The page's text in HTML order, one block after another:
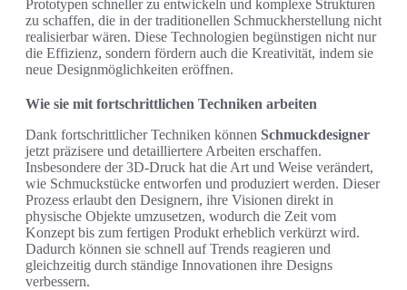
Prototypen schneller zu entwickeln und komplexe Strukturen
zu schaffen, die in der traditionellen Schmuckherstellung nicht
realisierbar wären. Diese Technologien begünstigen nicht nur
die Effizienz, sondern fördern auch die Kreativität, indem sie
neue Designmöglichkeiten eröffnen.
Wie sie mit fortschrittlichen Techniken arbeiten
Dank fortschrittlicher Techniken können Schmuckdesigner
jetzt präzisere und detailliertere Arbeiten erschaffen.
Insbesondere der 3D-Druck hat die Art und Weise verändert,
wie Schmuckstücke entworfen und produziert werden. Dieser
Prozess erlaubt den Designern, ihre Visionen direkt in
physische Objekte umzusetzen, wodurch die Zeit vom
Konzept bis zum fertigen Produkt erheblich verkürzt wird.
Dadurch können sie schnell auf Trends reagieren und
gleichzeitig durch ständige Innovationen ihre Designs
verbessern.